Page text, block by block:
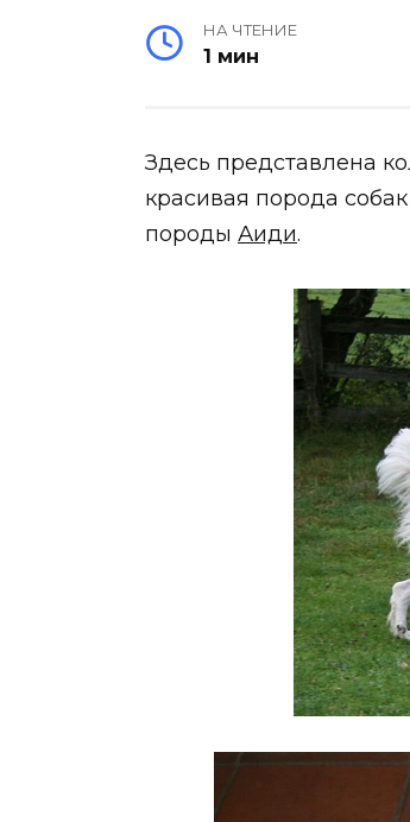
НА ЧТЕНИЕ
1 мин
Здесь представлена
красивая порода
породы Аиди.